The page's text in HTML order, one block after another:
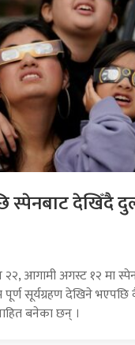
स्पेनबाट देखिँदै
२२, आगामी अगस्ट १२ मा
पूर्ण सूर्यग्रहण देखिने भएपछि
बनेका छन् ।